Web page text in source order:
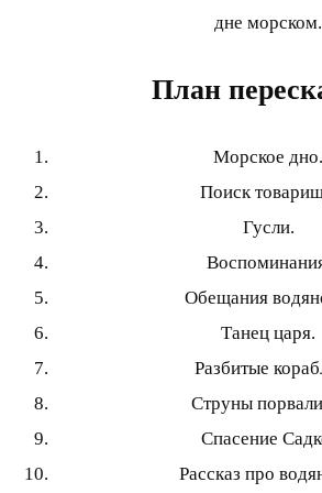
дне морском.
План
Морское дно.
Поиск
Гусли.
Обещания
Танец царя.
Разбитые
Струны
Спасение
Рассказ про